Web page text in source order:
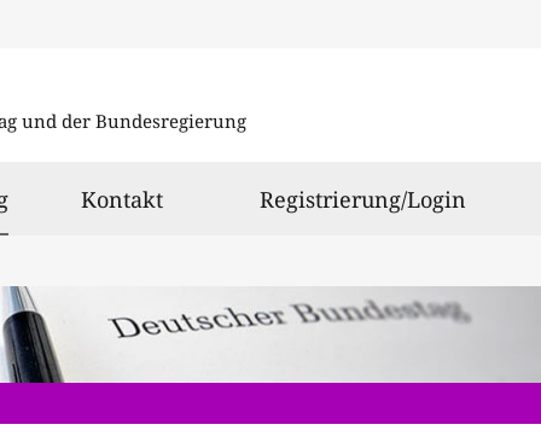
und der Bundesregierung
ausgewählt
Kontakt Registrierung/Login